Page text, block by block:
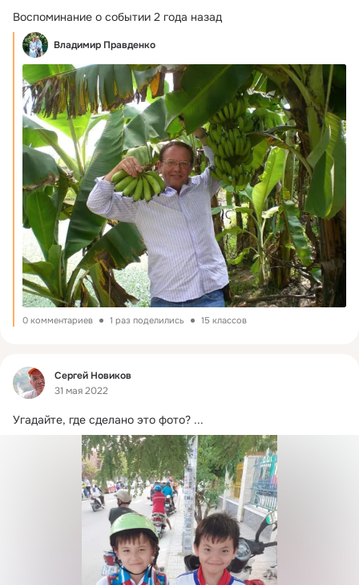
Воспоминание о событии 2 года назад
Владимир Правденко
0 комментариев 1 раз поделились 15 классов
Фид
Сергей Новиков
31 мая 2022
Угадайте, где сделано это фото? ...